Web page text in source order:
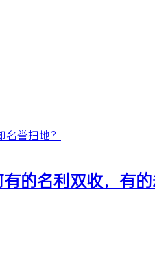
的名利双收，有的